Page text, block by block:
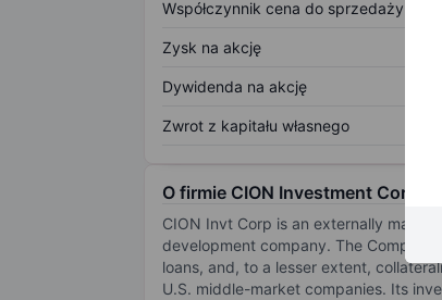
Współczynnik cena do sprzedaży
Zysk na akcję
Dywidenda na akcję
Zwrot z kapitału własnego
O firmie CION Investment Corp.
CION Invt Corp is an externally
development company. The
loans, and, to a lesser extent,
U.S. middle-market companies. Its